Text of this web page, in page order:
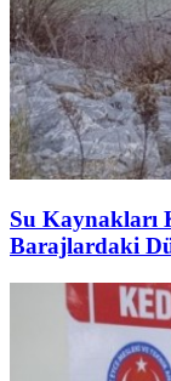
Su Kaynakları
Barajlardaki